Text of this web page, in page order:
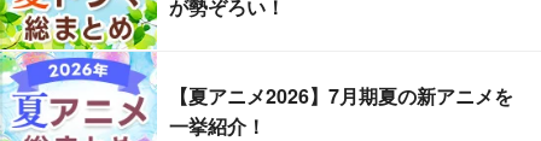
が勢ぞろい！
【夏アニメ2026】7月期夏の新アニメを
一挙紹介！